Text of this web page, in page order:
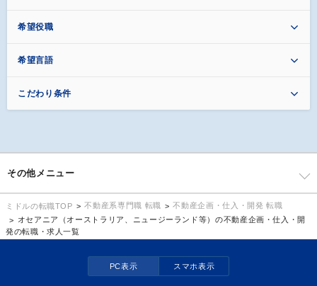
希望役職
希望言語
こだわり条件
その他メニュー
ミドルの転職TOP 不動産系専門職 転職
不動産企画・仕入・開発 転職
オセアニア（オーストラリア、ニュージーランド等）の不動産企画・仕入・開
発の転職・求人一覧
PC表示 スマホ表示